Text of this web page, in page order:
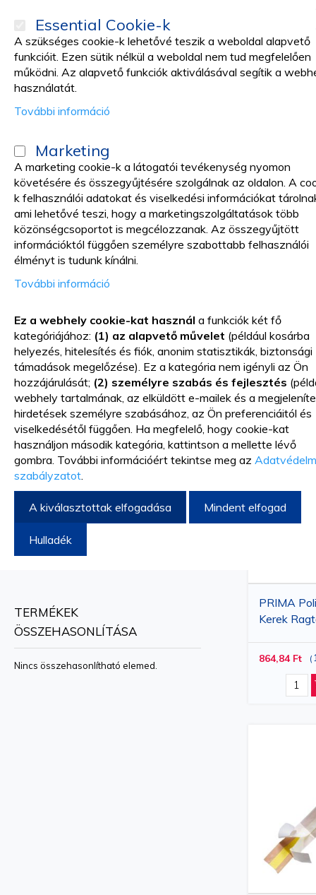
TERMÉKEK
Otthon Orvosi gyakorlat ORVOSI RAGASZTÓSZALAGOK,
Elsősegély tapaszok
Ragtapaszok – az
A ragasztós tapaszok fontos részét képezik a személyes
könnyen tapadjanak a bőrre. Tartalmazhatnak
és kötések együttese segít a bőrelváltozások kezelésében.
Az átlátszó tapaszokat gyakran használják a sebek
Design katalógusában megtalálható kerek vagy négyzet
csökkentik a fertőzések vagy szövődmények kockázatát.
Steril önállóan ragadó tapaszok –
A steril tapaszok különösen műtétek után vagy égési
leukoplasthoz, például az elektródák rögzítésére
Ezen kívül vannak sebészeti tapaszok égési sebekhez,
hegek csökkentéséhez. Ezek az elemek hidrokolloid gél
A Vetro Design az a hely, ahol lehetősége van különféle
Rendezési
PRIMA
Kerek
864,84 Ft (
VÁSÁRLÁS SZEMPONTJA
Anyag
Nem szőtt
Méret
8x6cm
Brand
PRIMA
TERMÉKEK
ÖSSZEHASONLÍTÁSA
Nincs összehasonlítható elemed.
Essential Cookie-k
A szükséges cookie-k lehetővé teszik a weboldal alapvető
funkcióit. Ezen sütik nélkül a weboldal nem tud megfelelően
működni. Az alapvető funkciók aktiválásával segítik a
használatát.
További információ
Marketing
A marketing cookie-k a látogatói tevékenység nyomon
követésére és összegyűjtésére szolgálnak az oldalon. A
k felhasználói adatokat és viselkedési információkat
ami lehetővé teszi, hogy a marketingszolgáltatások több
közönségcsoportot is megcélozzanak. Az összegyűjtött
információktól függően személyre szabottabb felhasználói
élményt is tudunk kínálni.
További információ
Ez a webhely cookie-kat használ a funkciók két fő
kategóriájához: (1) az alapvető művelet (például kosárba
helyezés, hitelesítés és fiók, anonim statisztikák, biztonsági
támadások megelőzése). Ez a kategória nem igényli az Ön
hozzájárulását; (2) személyre szabás és fejlesztés
webhely tartalmának, az elküldött e-mailek és a
hirdetések személyre szabásához, az Ön preferenciáitól és
viselkedésétől függően. Ha megfelelő, hogy cookie-kat
használjon második kategória, kattintson a mellette lévő
gombra. További információért tekintse meg az
szabályzatot.
A kiválasztottak elfogadása Mindent elfogad
Hulladék